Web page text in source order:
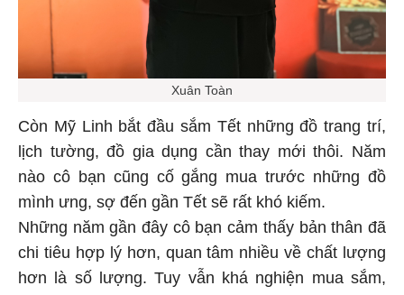
Xuân Toàn
Còn Mỹ Linh bắt đầu sắm Tết những đồ trang trí,
lịch tường, đồ gia dụng cần thay mới thôi. Năm
nào cô bạn cũng cố gắng mua trước những đồ
mình ưng, sợ đến gần Tết sẽ rất khó kiếm.
Những năm gần đây cô bạn cảm thấy bản thân đã
chi tiêu hợp lý hơn, quan tâm nhiều về chất lượng
hơn là số lượng. Tuy vẫn khá nghiện mua sắm,